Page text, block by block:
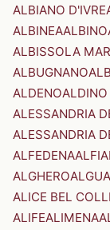
ALBIANO
ALBINEAALBINO
ALBISSOLA
ALBUGNANO
ALDENOALDINO
ALESSANDRIA
ALESSANDRIA
ALFEDENA
ALGHEROALGUA
ALICE BEL
ALIFEALIMENA